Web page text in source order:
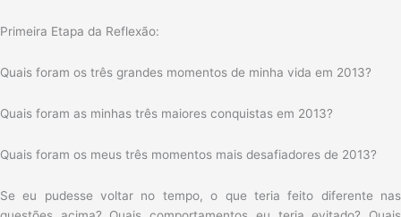
Primeira Etapa da Reflexão:
Quais foram os três grandes momentos de minha vida em 2013?
Quais foram as minhas três maiores conquistas em 2013?
Quais foram os meus três momentos mais desafiadores de 2013?
Se eu pudesse voltar no tempo, o que teria feito diferente nas